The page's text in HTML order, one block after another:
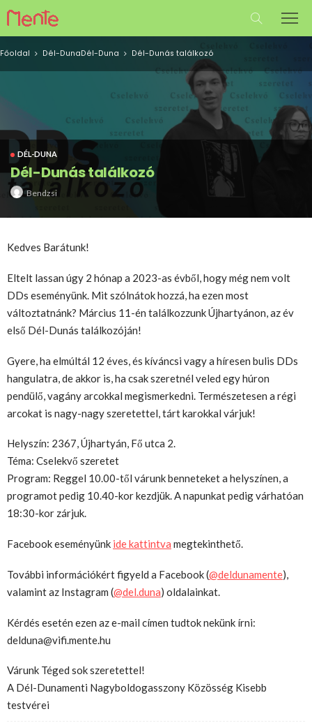
Főoldal Dél-DunaDél-Duna Dél-Dunás találkozó
DÉL-DUNA
Dél-Dunás találkozó
Bendzsi
Kedves Barátunk!
Eltelt lassan úgy 2 hónap a 2023-as évből, hogy még nem volt
DDs eseményünk. Mit szólnátok hozzá, ha ezen most
változtatnánk? Március 11-én találkozzunk Újhartyánon, az év
első Dél-Dunás találkozóján!
Gyere, ha elmúltál 12 éves, és kíváncsi vagy a híresen bulis DDs
hangulatra, de akkor is, ha csak szeretnél veled egy húron
pendülő, vagány arcokkal megismerkedni. Természetesen a régi
arcokat is nagy-nagy szeretettel, tárt karokkal várjuk!
Helyszín: 2367, Újhartyán, Fő utca 2.
Téma: Cselekvő szeretet
Program: Reggel 10.00-től várunk benneteket a helyszínen, a
programot pedig 10.40-kor kezdjük. A napunkat pedig várhatóan
18:30-kor zárjuk.
Facebook eseményünk ide kattintva megtekinthető.
További információkért figyeld a Facebook (@deldunamente),
valamint az Instagram (@del.duna) oldalainkat.
Kérdés esetén ezen az e-mail címen tudtok nekünk írni:
delduna@vifi.mente.hu
Várunk Téged sok szeretettel!
A Dél-Dunamenti Nagyboldogasszony Közösség Kisebb
testvérei